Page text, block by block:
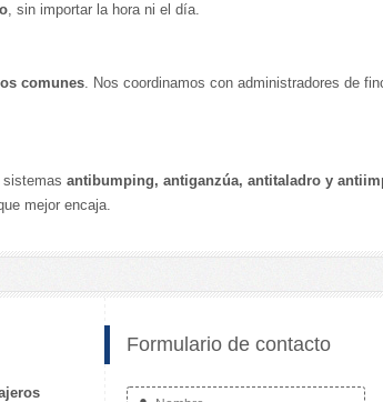
, sin importar la hora ni el día.
comunes. Nos coordinamos con administradores de
sistemas antibumping, antiganzúa, antitaladro y
mejor encaja.
Formulario de contacto